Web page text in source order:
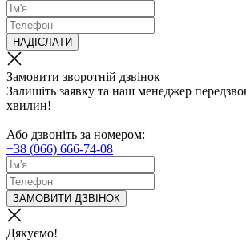
НАДІСЛАТИ
Замовити зворотній дзвінок
Залишіть заявку та наш менеджер
хвилин!
Або дзвоніть за номером:
+38 (066) 666-74-08
ЗАМОВИТИ ДЗВІНОК
Дякуємо!